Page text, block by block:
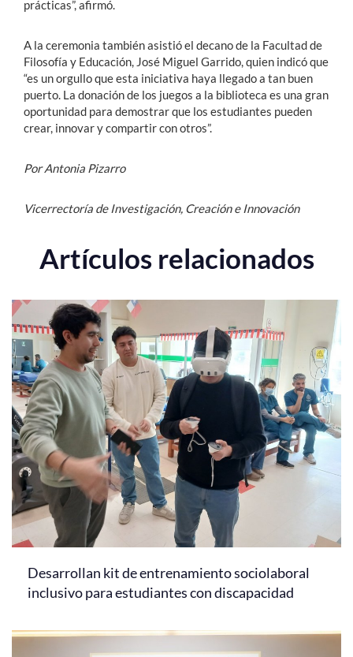
prácticas”, afirmó.
A la ceremonia también asistió el decano de la Facultad de
Filosofía y Educación, José Miguel Garrido, quien indicó que
“es un orgullo que esta iniciativa haya llegado a tan buen
puerto. La donación de los juegos a la biblioteca es una gran
oportunidad para demostrar que los estudiantes pueden
crear, innovar y compartir con otros”.
Por Antonia Pizarro
Vicerrectoría de Investigación, Creación e Innovación
Artículos relacionados
Desarrollan kit de entrenamiento sociolaboral
inclusivo para estudiantes con discapacidad